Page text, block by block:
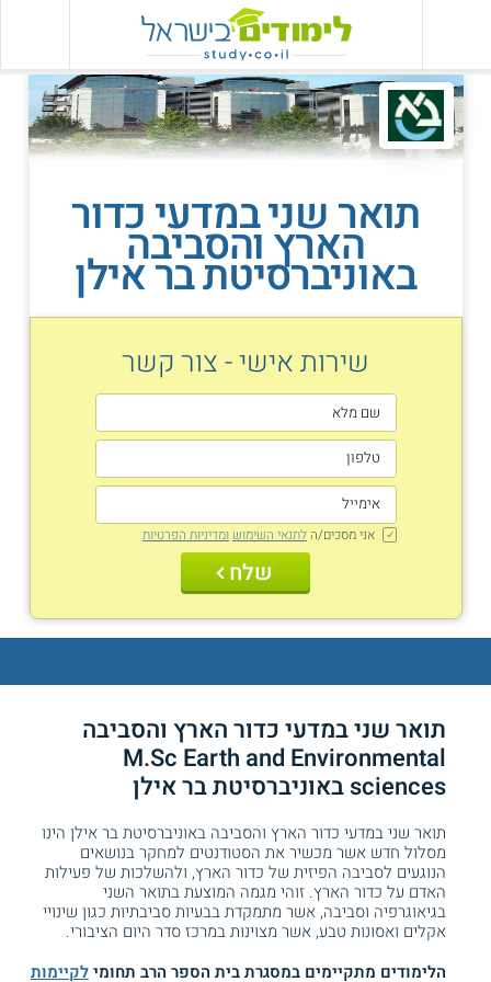
תואר שני במדעי כדור
הארץ והסביבה
באוניברסיטת בר אילן
שירות אישי - צור קשר
אני מסכים/ה לתנאי השימוש ומדיניות הפרטיות
שלח
תואר שני במדעי כדור הארץ והסביבה
M.Sc Earth and Environmental
sciences באוניברסיטת בר אילן
תואר שני במדעי כדור הארץ והסביבה באוניברסיטת בר אילן הינו
מסלול חדש אשר מכשיר את הסטודנטים למחקר בנושאים
הנוגעים לסביבה הפיזית של כדור הארץ, ולהשלכות של פעילות
האדם על כדור הארץ. זוהי מגמה המוצעת בתואר השני
בגיאוגרפיה וסביבה, אשר מתמקדת בבעיות סביבתיות כגון שינויי
אקלים ואסונות טבע, אשר מצוינות במרכז סדר היום הציבורי.
הלימודים מתקיימים במסגרת בית הספר הרב תחומילקיימות